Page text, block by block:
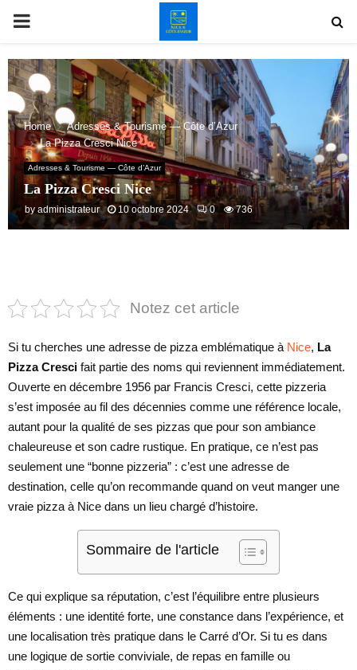
PRIMARY
MENU
Home
Adresses & Tourisme — Côte d’Azur
La Pizza Cresci Nice
Adresses & Tourisme — Côte d’Azur
La Pizza Cresci Nice
by administrateur 10 octobre 2024 0 736
Notez cet article
Si tu cherches une adresse de pizza emblématique à Nice, La
Pizza Cresci fait partie des noms qui reviennent immédiatement.
Ouverte en décembre 1956 par Francis Cresci, cette pizzeria
s’est imposée au fil des décennies comme une référence locale,
autant pour la qualité de ses pizzas que pour son ambiance
chaleureuse et son cadre rustique. En pratique, ce n’est pas
seulement une “bonne pizzeria” : c’est une adresse de
destination, celle qu’on recommande quand on veut manger une
vraie pizza à Nice dans un lieu chargé d’histoire.
Sommaire de l'article
Ce qui explique sa réputation, c’est l’équilibre entre plusieurs
éléments : une identité forte, une constance dans l’expérience, et
une localisation très pratique dans le Carré d’Or. Si tu es dans
une logique de sortie conviviale, de repas en famille ou